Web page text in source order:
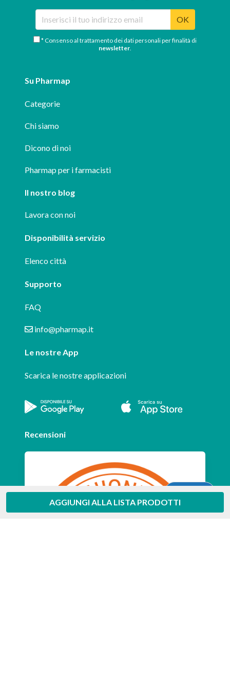
AGGIUNGI ALLA LISTA PRODOTTI
OK
* Consenso al trattamento dei dati personali per finalità di
newsletter
Su Pharmap
Categorie
Chi siamo
Dicono di noi
Pharmap per i farmacisti
Il nostro blog
Lavora con noi
Disponibilità servizio
Elenco città
Supporto
FAQ
info@pharmap.it
Le nostre App
Scarica le nostre applicazioni
Recensioni
Aiuto